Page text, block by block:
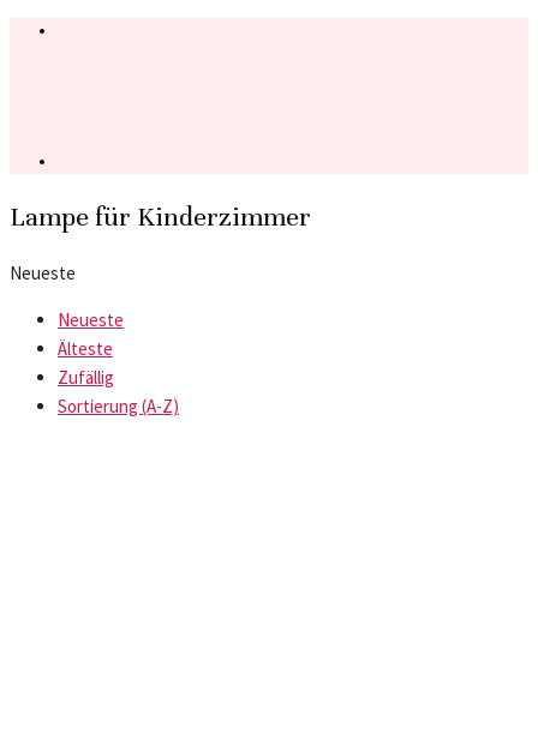
Lampe für Kinderzimmer
Neueste
Neueste
Älteste
Zufällig
Sortierung (A-Z)